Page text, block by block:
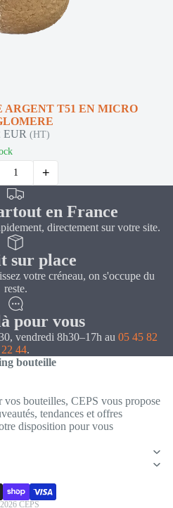
ARGENT T51 EN MICRO
EUR (HT)
+
en France
directement sur votre site.
sur place
votre créneau, on s'occupe du
reste.
pour vous
vendredi 8h30–17h au 05 45 82
22 44.
bouteille
vos bouteilles, CEPS vous propose
tendances et offres
disposition pour vous
CEPS